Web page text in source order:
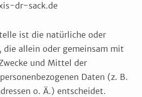
dr-sack.de
ist die natürliche oder
die allein oder gemeinsam mit
und Mittel der
Daten (z. B.
o. Ä.) entscheidet.